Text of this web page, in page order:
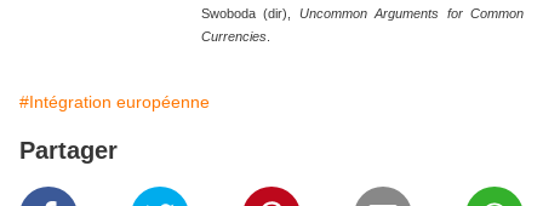
Swoboda (dir), Uncommon Arguments for Common
Currencies
#Intégration européenne
Partager